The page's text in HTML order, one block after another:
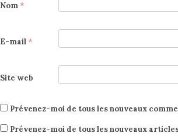
Nom *
E-mail *
Site web
Prévenez-moi de tous les nouveaux
Prévenez-moi de tous les nouveaux